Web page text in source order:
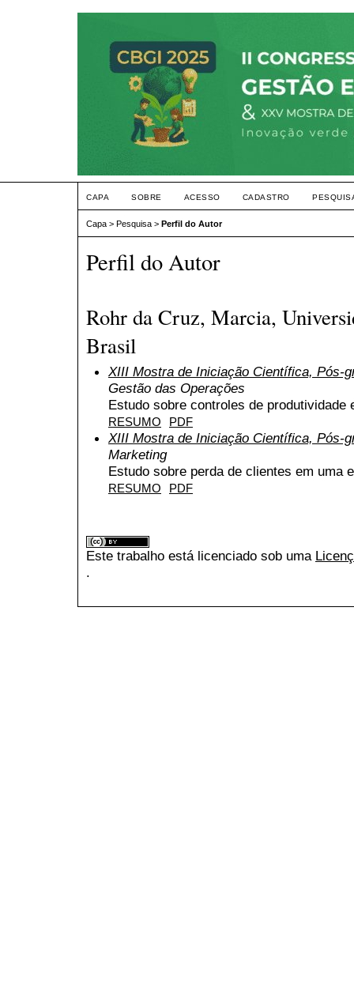
CAPA SOBRE ACESSO CADASTRO
Capa > Pesquisa > Perfil do Autor
Perfil do Autor
Rohr da Cruz, Marcia,
Brasil
XIII Mostra de Iniciação Científica, Pós-
Gestão das Operações
Estudo sobre controles de produtividade
RESUMO PDF
XIII Mostra de Iniciação Científica, Pós-
Marketing
Estudo sobre perda de clientes em uma
RESUMO PDF
Este trabalho está licenciado sob uma
.